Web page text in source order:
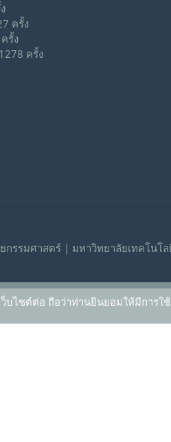
ครั้ง
รั้ง
ครั้ง
รรมศาสตร์ | มหาวิทยาลัยเทคโนโ
บไซต์ต่อ ถือว่าท่านยินยอมให้มีการใ